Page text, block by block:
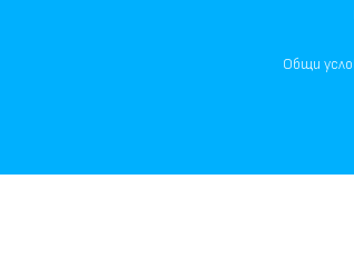
Общи